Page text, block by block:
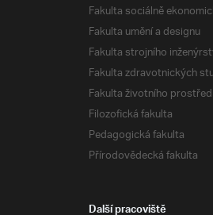
Fakulta sociálně
Fakulta umění a designu
Fakulta strojního
Fakulta zdravotnických
Fakulta životního
Filozofická fakulta
Pedagogická fakulta
Přírodovědecká fakulta
Další pracoviště